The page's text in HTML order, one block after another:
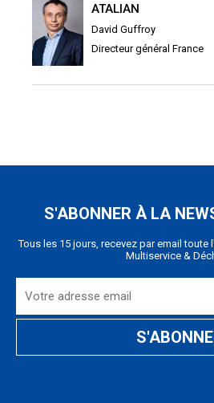
ATALIAN
David Guffroy
Directeur général France
S'ABONNER À LA
Tous les 15 jours, recevez par email toute
Multiservice &